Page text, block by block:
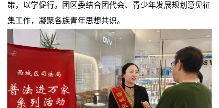
策，以学促行。团区委结合团代会、青少年发展规划意见征
集工作，凝聚各族青年思想共识。